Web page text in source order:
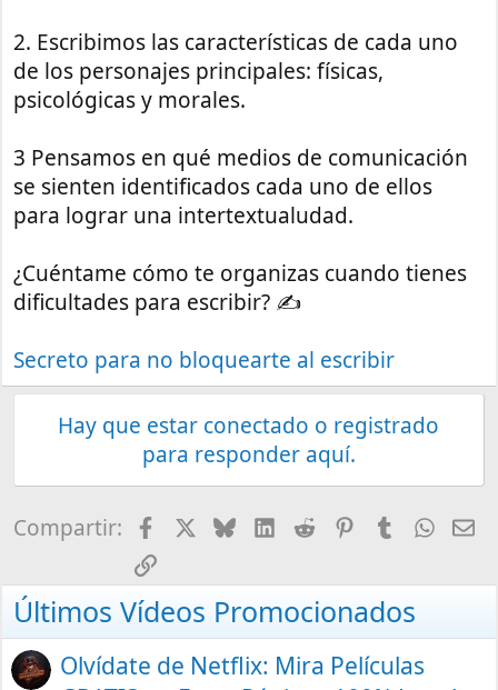
2. Escribimos las características de cada uno
de los personajes principales: físicas,
psicológicas y morales.
3 Pensamos en qué medios de comunicación
se sienten identificados cada uno de ellos
para lograr una intertextualudad.
¿Cuéntame cómo te organizas cuando tienes
dificultades para escribir? ✍
Secreto para no bloquearte al escribir
Hay que estar conectado o registrado
para responder aquí.
Compartir: FacebookBlueskyLinkedInRedditPinterestTumblr
Enlace
Últimos Vídeos Promocionados
Olvídate de Netflix: Mira Películas